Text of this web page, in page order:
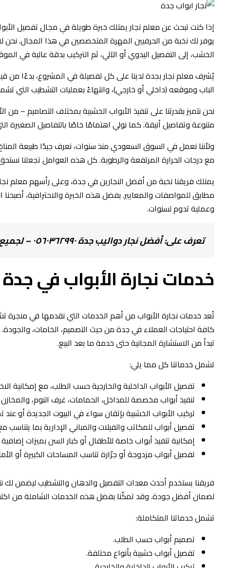
إذا كنت تبحث عن معلم نجار يمتلك خبرة طويلة في مجال تفصيل
يوفر لك نخبة من الحرفيين المهرة المتخصصين في هذا المجال. نحن
الخشب، إلى التفصيل اليدوي أو الآلي، ثم التركيب بدقة عالية في
يُشرف معلم نجار بجدة لدينا على كل تفصيلة في المشروع، بدءًا من
الباب وموقعه (داخلي أو خارجي)، وانتهاءً بعمليات التشطيب التي
نحن نتميز بقدرتنا على تنفيذ الأبواب الخشبية بمختلف التصاميم – من
متنوعة وتفاصيل أنيقة. كما نولي اهتمامًا خاصًا بالتفاصيل الصغيرة
ولأننا نعمل في السوق السعودي منذ سنوات، نعرف جيدًا طبيعة
مع درجات الحرارة المرتفعة والرطوبة. كل هذه العوامل تجعلنا
يمتلك فريقنا نخبة من أفضل النجارين في جدة، وعلى رأسهم معلم
مطابق للمواصفات والمعايير. بفضل هذه الخبرة والاحترافية،
وعملية تدوم لسنوات.
تعرف على:أفضل نجار دواليب جدة ٠٥٦٠٣٦٢٩٩٠ – لجميع انواع الدواليب
خدمات نجارة الأبواب في جدة
تُعد خدمات نجارة الأبواب من أهم الخدمات التي نقدمها في منجرة
كافة احتياجات العملاء في جدة من حيث التصميم، الخامات،
تبدأ من الاستشارة المجانية حتى خدمة ما بعد البيع.
تشمل خدماتنا كل مما يلي:
تفصيل الأبواب الداخلية والخارجية حسب الطلب، مع إمكانية
تنفيذ أبواب مخصصة للمداخل، الحمامات، غرف النوم، والمخازن
تركيب الأبواب الخشبية بإتقان سواء في البيوت الجديدة أو عند
تفصيل أبواب للمكاتب والفيلات والمباني الإدارية بما يتناسب
إمكانية تنفيذ أبواب خاصة للأطفال أو كبار السن بميزات
تفصيل أبواب مزدوجة أو جرّارة تناسب المساحات الكبيرة أو
فريقنا يستخدم أحدث معدات التفصيل والدهان والتشطيب ليضمن
لضمان أفضل جودة. وقد تمكّنا بفضل هذه الخدمات الشاملة من
تشمل خدماتنا المتكاملة:
تصميم أبواب حسب الطلب.
تفصيل أبواب خشبية بأنواع مختلفة.